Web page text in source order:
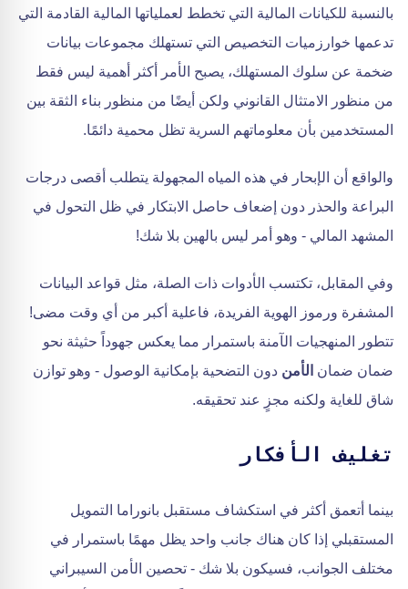
بالنسبة للكيانات المالية التي تخطط لعملياتها المالية القادمة التي
تدعمها خوارزميات التخصيص التي تستهلك مجموعات بيانات
ضخمة عن سلوك المستهلك، يصبح الأمر أكثر أهمية ليس فقط
من منظور الامتثال القانوني ولكن أيضًا من منظور بناء الثقة بين
المستخدمين بأن معلوماتهم السرية تظل محمية دائمًا.
والواقع أن الإبحار في هذه المياه المجهولة يتطلب أقصى درجات
البراعة والحذر دون إضعاف حاصل الابتكار في ظل التحول في
المشهد المالي - وهو أمر ليس بالهين بلا شك!
وفي المقابل، تكتسب الأدوات ذات الصلة، مثل قواعد البيانات
المشفرة ورموز الهوية الفريدة، فاعلية أكبر من أي وقت مضى!
تتطور المنهجيات الآمنة باستمرار مما يعكس جهوداً حثيثة نحو
ضمان ضمان الأمن دون التضحية بإمكانية الوصول - وهو توازن
شاق للغاية ولكنه مجزٍ عند تحقيقه.
تغليف الأفكار
بينما أتعمق أكثر في استكشاف مستقبل بانوراما التمويل
المستقبلي إذا كان هناك جانب واحد يظل مهمًا باستمرار في
مختلف الجوانب، فسيكون بلا شك - تحصين الأمن السيبراني